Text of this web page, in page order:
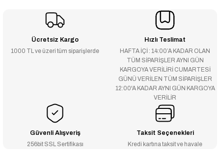
Ücretsiz Kargo
1000 TL ve üzeri tüm siparişlerde
Hızlı Teslimat
HAFTA İÇİ : 14:00’A KADAR OLAN
TÜM SİPARİŞLER AYNI GÜN
KARGOYA VERİLİRİ CUMARTESİ
GÜNÜ VERİLEN TÜM SİPARİŞLER
12:00'A KADAR AYNI GÜN KARGOYA
VERİLİR
Güvenli Alışveriş
256bit SSL Sertifikası
Taksit Seçenekleri
Kredi kartına taksit ve havale